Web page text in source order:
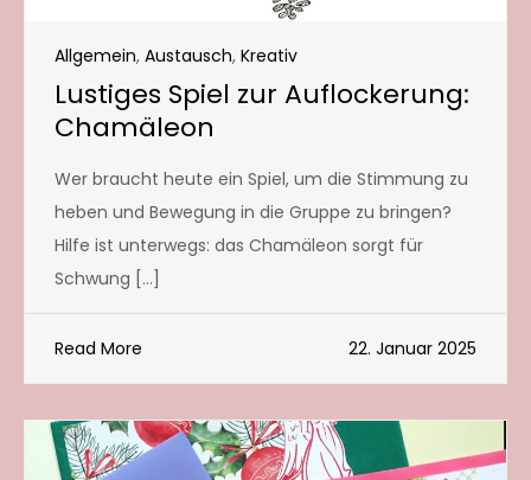
Allgemein, Austausch, Kreativ
Lustiges Spiel zur Auflockerung:
Chamäleon
Wer braucht heute ein Spiel, um die Stimmung zu
heben und Bewegung in die Gruppe zu bringen?
Hilfe ist unterwegs: das Chamäleon sorgt für
Schwung […]
Read More 22. Januar 2025